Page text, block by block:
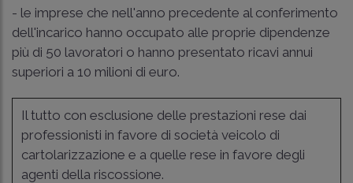
- le imprese che nell'anno precedente al conferimento
dell'incarico hanno occupato alle proprie dipendenze
più di 50 lavoratori o hanno presentato ricavi annui
superiori a 10 milioni di euro.
Il tutto con esclusione delle prestazioni rese dai
professionisti in favore di società veicolo di
cartolarizzazione e a quelle rese in favore degli
agenti della riscossione.